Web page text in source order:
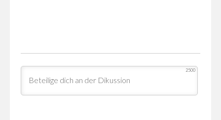
2500